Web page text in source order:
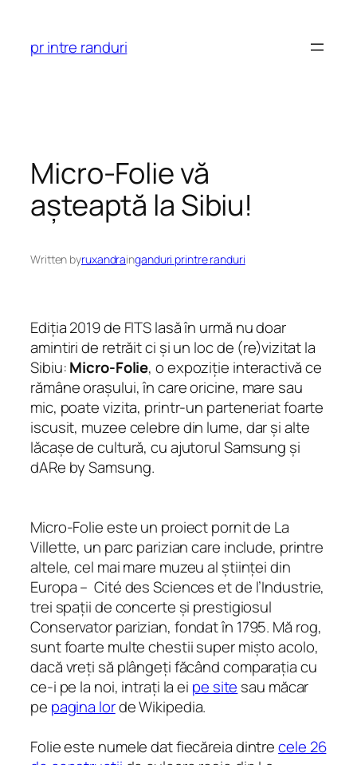
content
pr intre randuri
Micro-Folie vă
așteaptă la Sibiu!
Written byruxandrainganduri printre randuri
Ediția 2019 de FITS lasă în urmă nu doar
amintiri de retrăit ci și un loc de (re)vizitat la
Sibiu:Micro-Folie, o expoziție interactivă ce
rămâne orașului, în care oricine, mare sau
mic, poate vizita, printr-un parteneriat foarte
iscusit, muzee celebre din lume, dar și alte
lăcașe de cultură, cu ajutorul Samsung și
dARe by Samsung.
Micro-Folie este un proiect pornit de La
Villette, un parc parizian care include, printre
altele, cel mai mare muzeu al științei din
Europa – Cité des Sciences et de l’Industrie,
trei spații de concerte și prestigiosul
Conservator parizian, fondat în 1795. Mă rog,
sunt foarte multe chestii super mișto acolo,
dacă vreți să plângeți făcând comparația cu
ce-i pe la noi, intrați la ei pe site sau măcar
pe pagina lorde Wikipedia.
Folie este numele dat fiecăreia dintrecele 26